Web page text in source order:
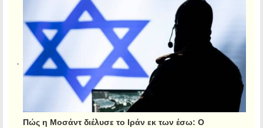
Πώς η Μοσάντ διέλυσε το Ιράν εκ των έσω: Ο